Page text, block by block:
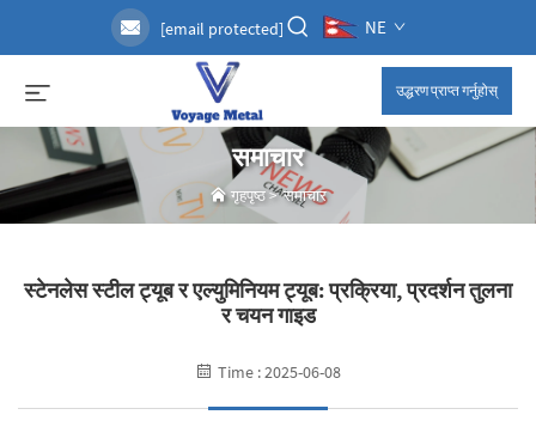
[email protected] NE
उद्धरण प्राप्त गर्नुहोस्
समाचार
गृहपृष्ठ>समाचार
स्टेनलेस स्टील ट्यूब र एल्युमिनियम ट्यूब: प्रक्रिया, प्रदर्शन तुलना
र चयन गाइड
Time : 2025-06-08